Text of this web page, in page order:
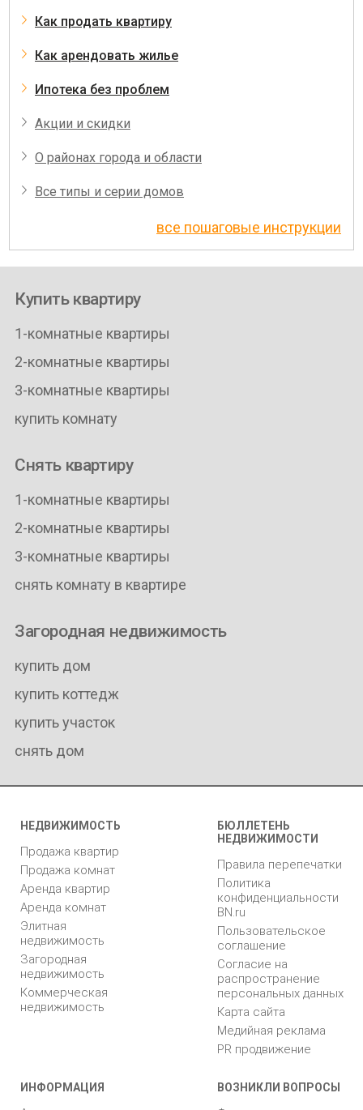
Как продать квартиру
Как арендовать жилье
Ипотека без проблем
Акции и скидки
О районах города и области
Все типы и серии домов
все пошаговые инструкции
Купить квартиру
1-комнатные квартиры
2-комнатные квартиры
3-комнатные квартиры
купить комнату
Снять квартиру
1-комнатные квартиры
2-комнатные квартиры
3-комнатные квартиры
снять комнату в квартире
Загородная недвижимость
купить дом
купить коттедж
купить участок
снять дом
НЕДВИЖИМОСТЬ
Продажа квартир
Продажа комнат
Аренда квартир
Аренда комнат
Элитная
недвижимость
Загородная
недвижимость
Коммерческая
недвижимость
БЮЛЛЕТЕНЬ
НЕДВИЖИМОСТИ
Правила перепечатки
Политика
конфиденциальности
BN.ru
Пользовательское
соглашение
Согласие на
распространение
персональных данных
Карта сайта
Медийная реклама
PR продвижение
ИНФОРМАЦИЯ ВОЗНИКЛИ ВОПРОСЫ